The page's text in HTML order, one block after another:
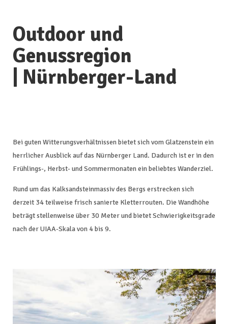
Outdoor und
Genussregion
| Nürnberger-Land
Bei guten Witterungsverhältnissen bietet sich vom Glatzenstein ein
herrlicher Ausblick auf das Nürnberger Land. Dadurch ist er in den
Frühlings-, Herbst- und Sommermonaten ein beliebtes Wanderziel.
Rund um das Kalksandsteinmassiv des Bergs erstrecken sich
derzeit 34 teilweise frisch sanierte Kletterrouten. Die Wandhöhe
beträgt stellenweise über 30 Meter und bietet Schwierigkeitsgrade
nach der UIAA-Skala von 4 bis 9.